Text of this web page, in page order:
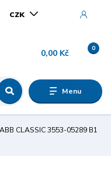
Menu
CZK
0
0,00 Kč
ABB CLASSIC 3553-05289 B1